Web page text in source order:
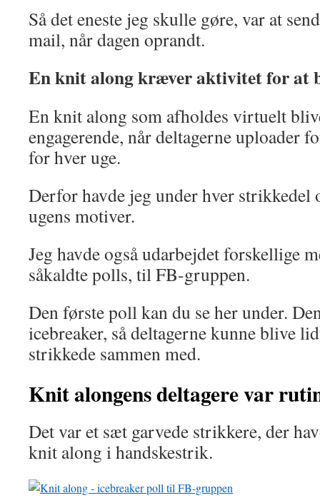
Så det eneste jeg skulle gøre, var at
mail, når dagen oprandt.
En knit along kræver aktivitet for at
En knit along som afholdes virtuelt
engagerende, når deltagerne uploader
for hver uge.
Derfor havde jeg under hver strikkedel
ugens motiver.
Jeg havde også udarbejdet forskellige
såkaldte polls, til FB-gruppen.
Den første poll kan du se her under.
icebreaker, så deltagerne kunne blive
strikkede sammen med.
Knit alongens deltagere var
Det var et sæt garvede strikkere, der
knit along i handskestrik.